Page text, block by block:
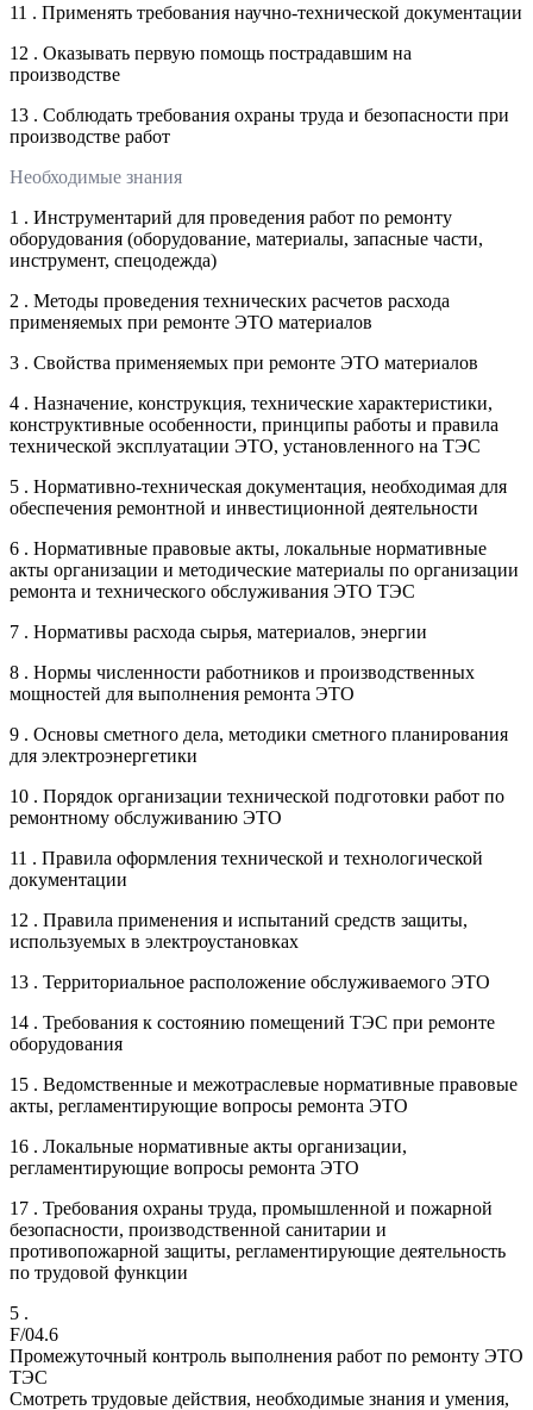
11 . Применять требования научно-технической документации
12 . Оказывать первую помощь пострадавшим на
производстве
13 . Соблюдать требования охраны труда и безопасности при
производстве работ
Необходимые знания
1 . Инструментарий для проведения работ по ремонту
оборудования (оборудование, материалы, запасные части,
инструмент, спецодежда)
2 . Методы проведения технических расчетов расхода
применяемых при ремонте ЭТО материалов
3 . Свойства применяемых при ремонте ЭТО материалов
4 . Назначение, конструкция, технические характеристики,
конструктивные особенности, принципы работы и правила
технической эксплуатации ЭТО, установленного на ТЭС
5 . Нормативно-техническая документация, необходимая для
обеспечения ремонтной и инвестиционной деятельности
6 . Нормативные правовые акты, локальные нормативные
акты организации и методические материалы по организации
ремонта и технического обслуживания ЭТО ТЭС
7 . Нормативы расхода сырья, материалов, энергии
8 . Нормы численности работников и производственных
мощностей для выполнения ремонта ЭТО
9 . Основы сметного дела, методики сметного планирования
для электроэнергетики
10 . Порядок организации технической подготовки работ по
ремонтному обслуживанию ЭТО
11 . Правила оформления технической и технологической
документации
12 . Правила применения и испытаний средств защиты,
используемых в электроустановках
13 . Территориальное расположение обслуживаемого ЭТО
14 . Требования к состоянию помещений ТЭС при ремонте
оборудования
15 . Ведомственные и межотраслевые нормативные правовые
акты, регламентирующие вопросы ремонта ЭТО
16 . Локальные нормативные акты организации,
регламентирующие вопросы ремонта ЭТО
17 . Требования охраны труда, промышленной и пожарной
безопасности, производственной санитарии и
противопожарной защиты, регламентирующие деятельность
по трудовой функции
5 .
F/04.6
Промежуточный контроль выполнения работ по ремонту ЭТО
ТЭС
Смотреть трудовые действия, необходимые знания и умения,